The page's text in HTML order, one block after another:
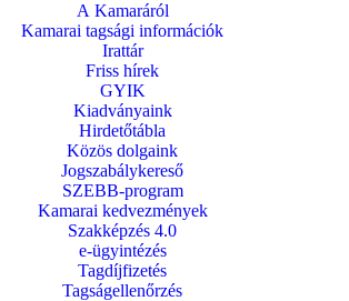
A Kamaráról
Kamarai tagsági információk
Irattár
Friss hírek
GYIK
Kiadványaink
Hirdetőtábla
Közös dolgaink
Jogszabálykereső
SZEBB-program
Kamarai kedvezmények
Szakképzés 4.0
e-ügyintézés
Tagdíjfizetés
Tagságellenőrzés